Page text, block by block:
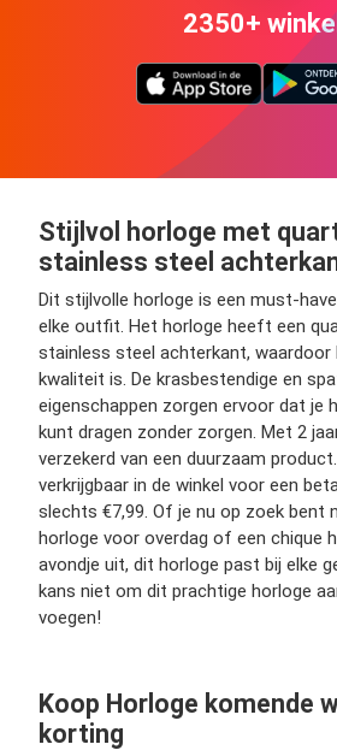
2350+
Stijlvol horloge met
stainless steel
Dit stijlvolle horloge is een must-
elke outfit. Het horloge heeft een
stainless steel achterkant, waardoor
kwaliteit is. De krasbestendige en
eigenschappen zorgen ervoor dat je
kunt dragen zonder zorgen. Met 2
verzekerd van een duurzaam
verkrijgbaar in de winkel voor een
slechts €7,99. Of je nu op zoek bent
horloge voor overdag of een chique
avondje uit, dit horloge past bij elke
kans niet om dit prachtige horloge
voegen!
Koop Horloge komende
korting